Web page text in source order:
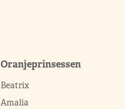
Oranjeprinsessen
Beatrix
Amalia